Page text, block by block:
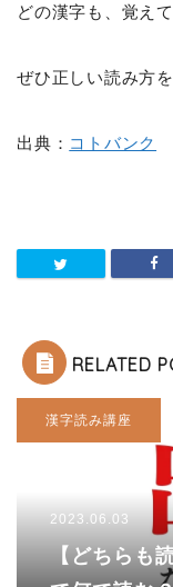
どの漢字も、覚え
ぜひ正しい読み方
出典： コトバンク
RELATED
漢字読み講座
2023.06.03
【どちらも